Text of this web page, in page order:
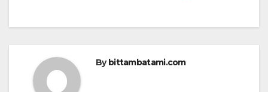
p
o
By bittambatami.com